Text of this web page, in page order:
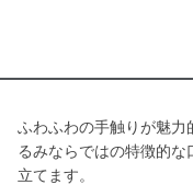
ふわふわの手触りが魅力
るみならではの特徴的
立てます。